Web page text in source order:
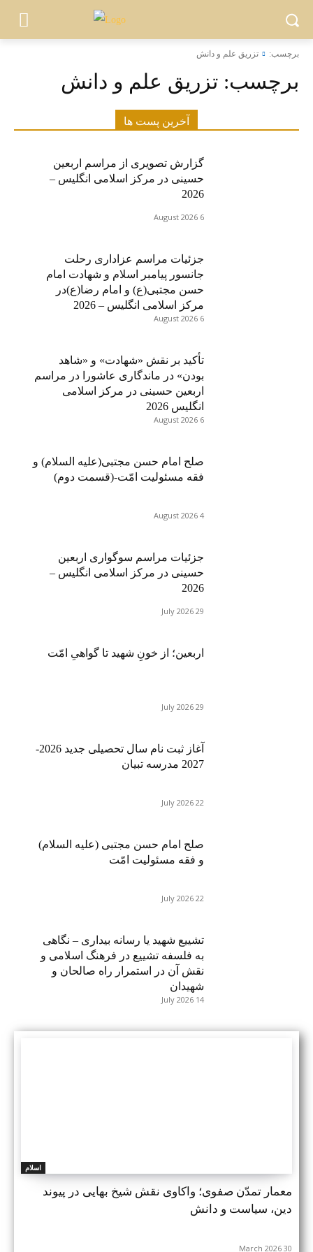
برچسب: تزریق علم و دانش
برچسب: تزریق علم و دانش
آخرین پست ها
گزارش تصویری از مراسم اربعین
حسینی در مرکز اسلامی انگلیس –
2026
6 August 2026
جزئیات مراسم عزاداری رحلت
جانسور پیامبر اسلام و شهادت امام
حسن مجتبی(ع) و امام رضا(ع)در
مرکز اسلامی انگلیس – 2026
6 August 2026
تأکید بر نقش «شهادت» و «شاهد
بودن» در ماندگاری عاشورا در مراسم
اربعین حسینی در مرکز اسلامی
انگلیس 2026
6 August 2026
صلح امام حسن مجتبی(علیه السلام) و
فقه مسئولیت امّت-(قسمت دوم)
4 August 2026
جزئیات مراسم سوگواری اربعین
حسینی در مرکز اسلامی انگلیس –
2026
29 July 2026
اربعین؛ از خونِ شهید تا گواهیِ امّت
29 July 2026
آغاز ثبت نام سال تحصیلی جدید 2026-
2027 مدرسه تبیان
22 July 2026
صلح امام حسن مجتبی (علیه السلام)
و فقه مسئولیت امّت
22 July 2026
تشییع شهید یا رسانه بیداری – نگاهی
به فلسفه تشییع در فرهنگ اسلامی و
نقش آن در استمرار راه صالحان و
شهیدان
14 July 2026
اسلام
معمار تمدّن صفوی؛ واکاوی نقش شیخ بهایی در پیوند
دین، سیاست و دانش
30 March 2026